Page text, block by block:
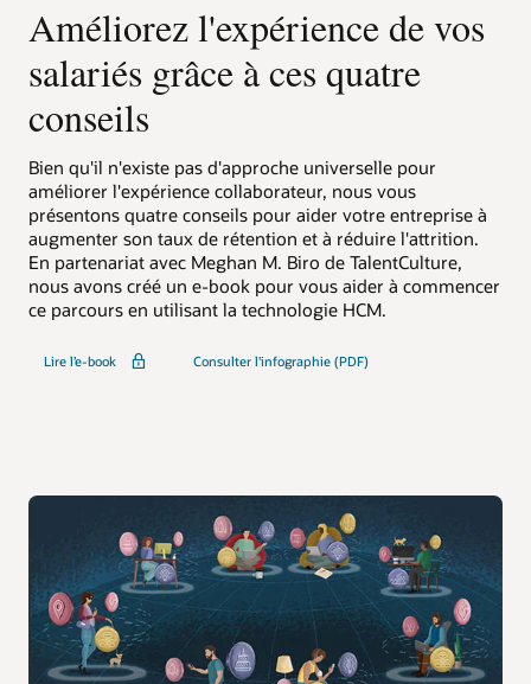
Améliorez l'expérience de vos
salariés grâce à ces quatre
conseils
Bien qu'il n'existe pas d'approche universelle pour
améliorer l'expérience collaborateur, nous vous
présentons quatre conseils pour aider votre entreprise à
augmenter son taux de rétention et à réduire l'attrition.
En partenariat avec Meghan M. Biro de TalentCulture,
nous avons créé un e-book pour vous aider à commencer
ce parcours en utilisant la technologie HCM.
Lire l’e-book Consulter l'infographie (PDF)